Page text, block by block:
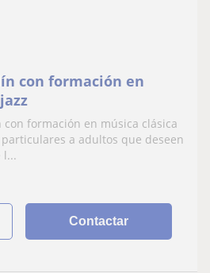
con formación en
formación en música clásica
particulares a adultos que deseen
l...
Contactar